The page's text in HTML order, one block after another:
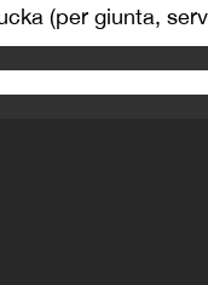
(per giunta,